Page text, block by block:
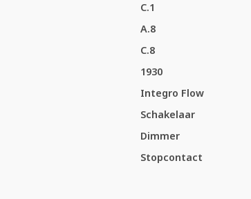
C.1
A.8
C.8
1930
Integro Flow
Schakelaar
Dimmer
Stopcontact